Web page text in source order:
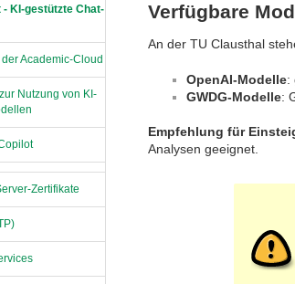
- KI-gestützte Chat-
Academic-Cloud
Nutzung von KI-
Zertifikate
Verfügbare
An der TU Clausthal
OpenAI-Modelle:
GWDG-Modelle:
Empfehlung für
Analysen geeignet.